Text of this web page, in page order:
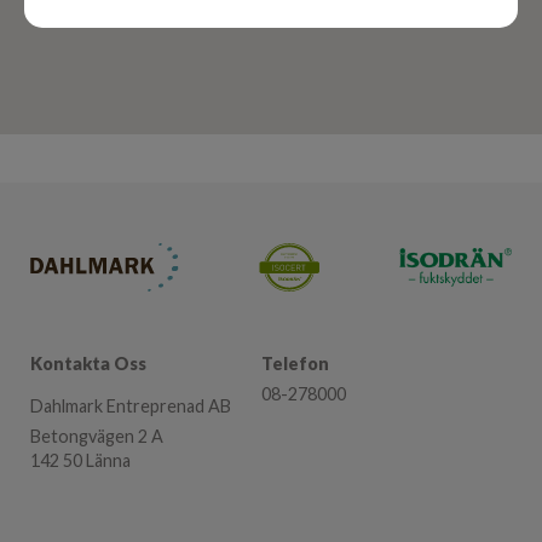
Kontakta Oss
Dahlmark Entreprenad AB
Betongvägen 2 A
142 50 Länna
Telefon
08-278000